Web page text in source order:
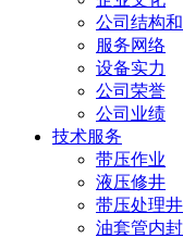
公司结构
服务网络
设备实力
公司荣誉
公司业绩
技术服务
带压作业
液压修井
带压处理
油套管内